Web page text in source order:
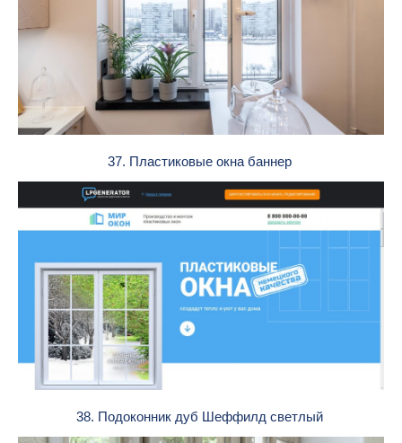
37. Пластиковые окна баннер
38. Подоконник дуб Шеффилд светлый